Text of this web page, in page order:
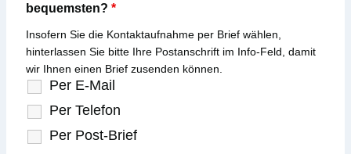
bequemsten? *
Per E-Mail
Per Telefon
Per Post-Brief
Insofern Sie die Kontaktaufnahme per Brief wählen,
hinterlassen Sie bitte Ihre Postanschrift im Info-Feld, damit
wir Ihnen einen Brief zusenden können.